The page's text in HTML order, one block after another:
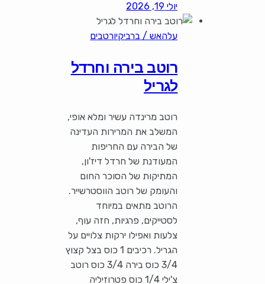
יולי 19, 2026
עלהאש / ברביקיורטבים
רוטב בירה וחרדל
לגריל
רוטב מרינדה עשיר ומלא אופי,
המשלב את המרירות העדינה
של הבירה עם החריפות
המעודנת של חרדל דיז'ון,
המתיקות של הסוכר החום
והעומק של רוטב הווסטרשייר.
הרוטב מתאים במיוחד
לסטייקים, פרגיות, חזה עוף,
צלעות ואפילו ירקות צלויים על
הגריל. רכיבים 1 כוס בצל קצוץ
3/4 כוס בירה 3/4 כוס רוטב
צ'ילי 1/4 כוס פטרוזיליה